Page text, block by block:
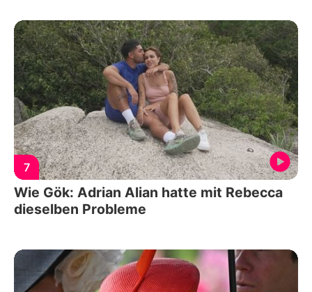
7
Wie Gök: Adrian Alian hatte mit Rebecca
dieselben Probleme